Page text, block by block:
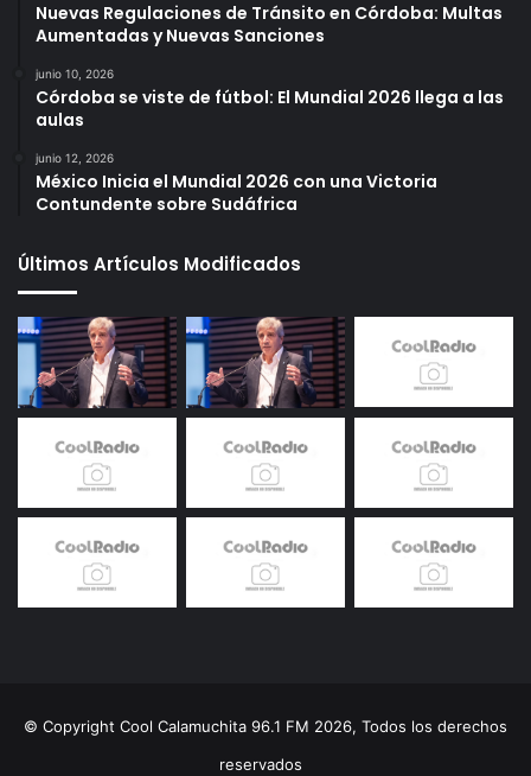
Nuevas Regulaciones de Tránsito en Córdoba: Multas
Aumentadas y Nuevas Sanciones
junio 10, 2026
Córdoba se viste de fútbol: El Mundial 2026 llega a las
aulas
junio 12, 2026
México Inicia el Mundial 2026 con una Victoria
Contundente sobre Sudáfrica
Últimos Artículos Modificados
© Copyright Cool Calamuchita 96.1 FM 2026, Todos los derechos
reservados